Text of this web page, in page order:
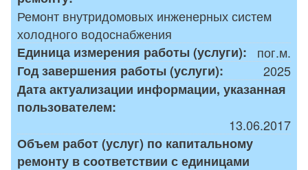
Ремонт внутридомовых инженерных систем
холодного водоснабжения
Единица измерения работы (услуги):
пог.м.
Год завершения работы (услуги):
2025
Дата актуализации информации, указанная
пользователем:
13.06.2017
Объем работ (услуг) по капитальному
ремонту в соответствии с единицами